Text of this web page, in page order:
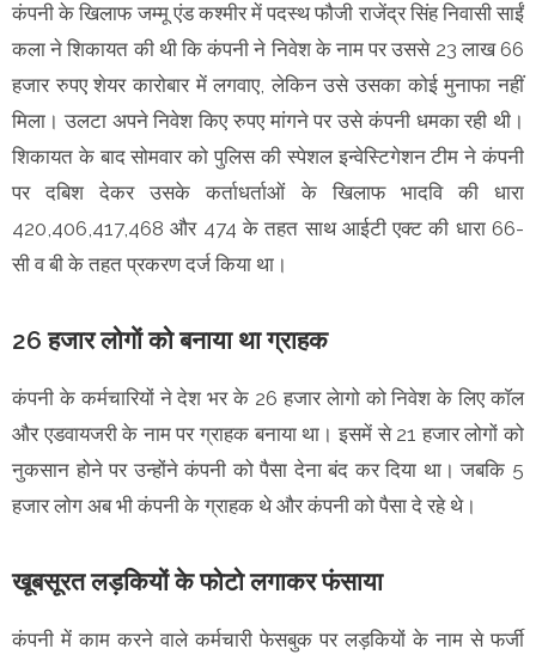
कंपनी के खिलाफ जम्मू एंड कश्मीर में पदस्थ फौजी राजेंद्र सिंह निवासी साईं
कला ने शिकायत की थी कि कंपनी ने निवेश के नाम पर उससे 23 लाख 66
हजार रुपए शेयर कारोबार में लगवाए, लेकिन उसे उसका कोई मुनाफा नहीं
मिला। उलटा अपने निवेश किए रुपए मांगने पर उसे कंपनी धमका रही थी।
शिकायत के बाद सोमवार को पुलिस की स्पेशल इन्वेस्टिगेशन टीम ने कंपनी
पर दबिश देकर उसके कर्ताधर्ताओं के खिलाफ भादवि की धारा
420,406,417,468 और 474 के तहत साथ आईटी एक्ट की धारा 66-
सी व बी के तहत प्रकरण दर्ज किया था।
26 हजार लोगाें को बनाया था ग्राहक
कंपनी के कर्मचारियों ने देश भर के 26 हजार लेागो को निवेश के लिए काॅल
और एडवायजरी के नाम पर ग्राहक बनाया था। इसमें से 21 हजार लोगों को
नुकसान होने पर उन्होंने कंपनी को पैसा देना बंद कर दिया था। जबकि 5
हजार लाेग अब भी कंपनी के ग्राहक थे और कंपनी को पैसा दे रहे थे।
खूबसूरत लड़कियों के फोटो लगाकर फंसाया
कंपनी में काम करने वाले कर्मचारी फेसबुक पर लड़कियों के नाम से फर्जी